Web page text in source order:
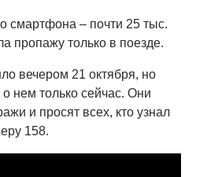
смартфона – почти 25 тыс.
пропажу только в поезде.
вечером 21 октября, но
нем только сейчас. Они
и просят всех, кто узнал
158.